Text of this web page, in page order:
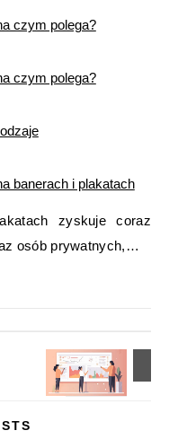
czym polega?
czym polega?
banerach i plakatach
zyskuje coraz
osób prywatnych,…